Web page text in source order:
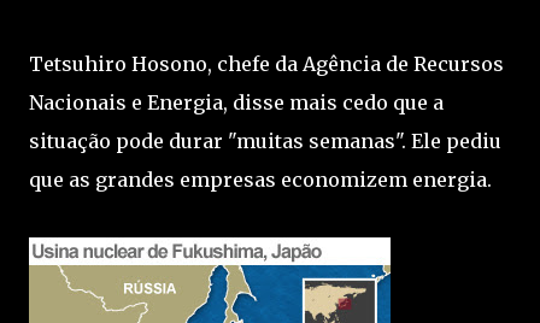
Tetsuhiro Hosono, chefe da Agência de Recursos
Nacionais e Energia, disse mais cedo que a
situação pode durar "muitas semanas". Ele pediu
que as grandes empresas economizem energia.